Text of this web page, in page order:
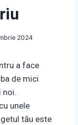
2024
a face
de mici
noi.
unele
tău este